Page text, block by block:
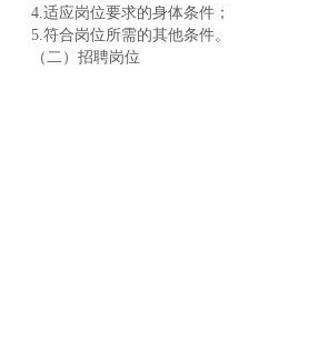
4.适应岗位要求的身体条件；
5.符合岗位所需的其他条件。
（二）招聘岗位